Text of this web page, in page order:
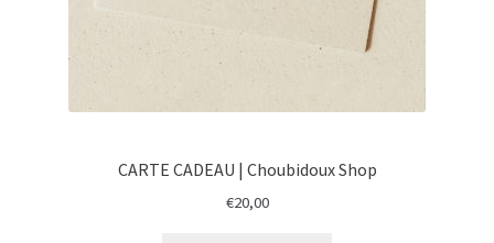
CARTE CADEAU | Choubidoux Shop
€20,00